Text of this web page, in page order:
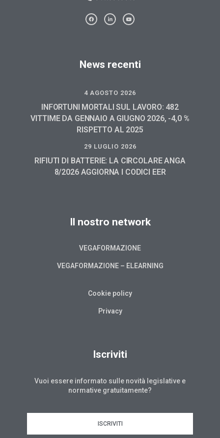
News recenti
4 AGOSTO 2026
INFORTUNI MORTALI SUL LAVORO: 482
VITTIME DA GENNAIO A GIUGNO 2026, -4,0 %
RISPETTO AL 2025
29 LUGLIO 2026
RIFIUTI DI BATTERIE: LA CIRCOLARE ANGA
8/2026 AGGIORNA I CODICI EER
Il nostro network
VEGAFORMAZIONE
VEGAFORMAZIONE – ELEARNING
Cookie policy
Privacy
Iscriviti
Vuoi essere informato sulle novità legislative e
normative gratuitamente?
ISCRIVITI